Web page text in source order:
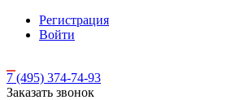
Регистрация
Войти
7 (495) 374-74-93
Заказать звонок